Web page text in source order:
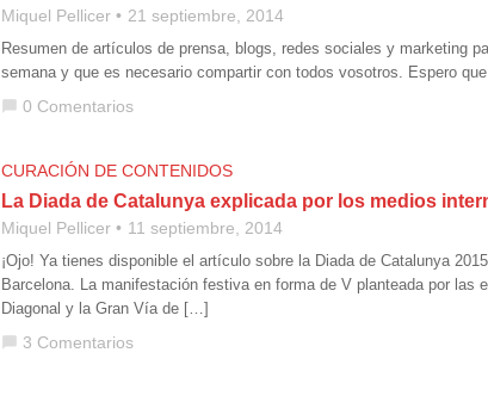
Miquel Pellicer 21 septiembre, 2014
Resumen de artículos de prensa, blogs, redes sociales y marketing
semana y que es necesario compartir con todos vosotros. Espero
chat_bubble 0 Comentarios
CURACIÓN DE CONTENIDOS
La Diada de Catalunya explicada por los medios
Miquel Pellicer 11 septiembre, 2014
¡Ojo! Ya tienes disponible el artículo sobre la Diada de Catalunya
Barcelona. La manifestación festiva en forma de V planteada por
Diagonal y la Gran Vía de […]
chat_bubble 3 Comentarios